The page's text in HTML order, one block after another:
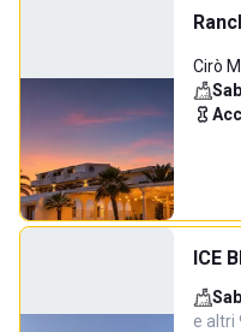
Cirò
ICE
e altri